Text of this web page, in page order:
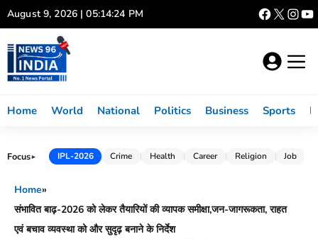
Skip
to
content
August 9, 2026 | 05:14:25 PM
Home World National Politics Business Sports
Focus► IPL-2026 Crime Health Career Religion Job
Home»
संभावित बाढ़-2026 को लेकर तैयारियों की व्यापक समीक्षा,जन-जागरूकता, राहत
एवं बचाव व्यवस्था को और सुदृढ़ बनाने के निर्देश